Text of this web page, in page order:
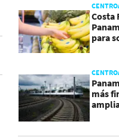
Costa
para
más